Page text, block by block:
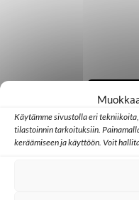
Käytämme sivustolla eri
tilastoinnin tarkoituksiin.
keräämiseen ja käyttöön. Voit